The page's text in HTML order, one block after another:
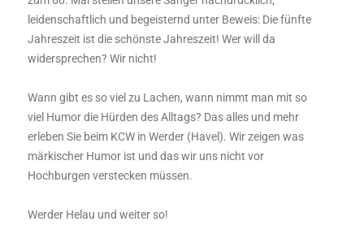
leidenschaftlich und begeisternd unter Beweis: Die fünfte
Jahreszeit ist die schönste Jahreszeit! Wer will da
widersprechen? Wir nicht!
Wann gibt es so viel zu Lachen, wann nimmt man mit so
viel Humor die Hürden des Alltags? Das alles und mehr
erleben Sie beim KCW in Werder (Havel). Wir zeigen was
märkischer Humor ist und das wir uns nicht vor
Hochburgen verstecken müssen.
Werder Helau und weiter so!